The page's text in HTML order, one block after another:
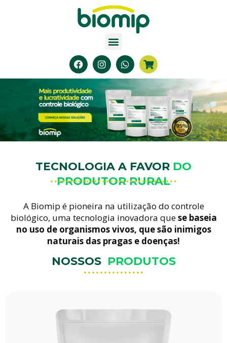
TECNOLOGIA A FAVOR DO
PRODUTOR RURAL
A Biomip é pioneira na utilização do controle
biológico, uma tecnologia inovadora quese baseia
no uso de organismos vivos, que são inimigos
naturais das pragas e doenças!
NOSSOS PRODUTOS